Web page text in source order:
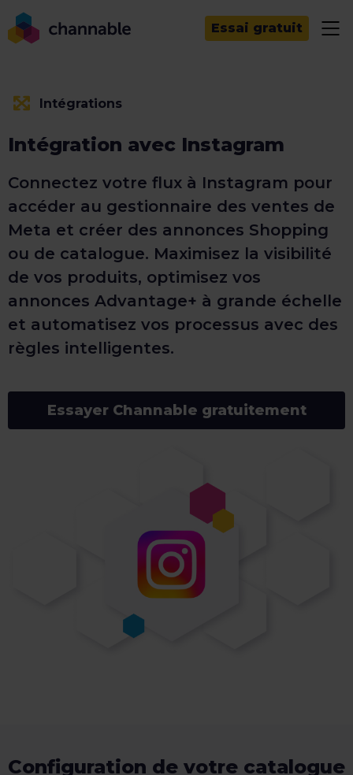
Essai gratuit
Intégrations
Intégration avec Instagram
Connectez votre flux à Instagram pour
accéder au gestionnaire des ventes de
Meta et créer des annonces Shopping
ou de catalogue. Maximisez la visibilité
de vos produits, optimisez vos
annonces Advantage+ à grande échelle
et automatisez vos processus avec des
règles intelligentes.
Essayer Channable gratuitement
Configuration de votre catalogue